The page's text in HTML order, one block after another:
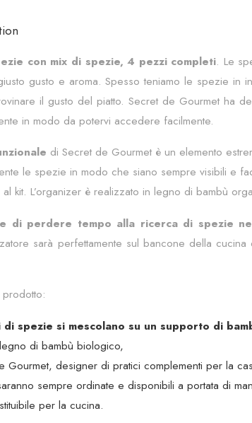
con mix di spezie, 4 pezzi completi. Le
gusto e aroma. Spesso teniamo le spezie
il gusto del piatto. Secret de Gourmet ha
in modo da potervi accedere facilmente.
di Secret de Gourmet è un elemento
le spezie in modo che siano sempre visibili e
kit. L’organizer è realizzato in legno di bambù
di perdere tempo alla ricerca di spezie
sarà perfettamente sul bancone della
spezie si mescolano su un supporto di
di bambù biologico,
Gourmet, designer di pratici complementi per la
sempre ordinate e disponibili a portata di
per la cucina.